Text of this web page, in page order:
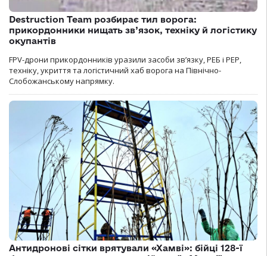
Destruction Team розбирає тил ворога:
прикордонники нищать зв’язок, техніку й логістику
окупантів
FPV-дрони прикордонників уразили засоби зв’язку, РЕБ і РЕР,
техніку, укриття та логістичний хаб ворога на Північно-
Слобожанському напрямку.
Антидронові сітки врятували «Хамві»: бійці 128-ї